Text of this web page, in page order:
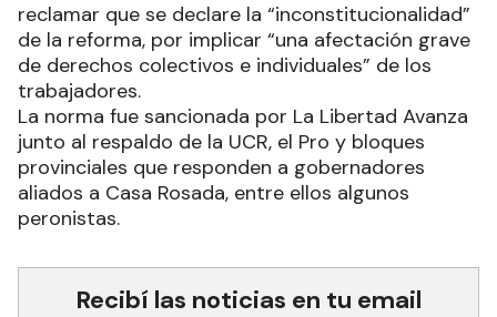
reclamar que se declare la “inconstitucionalidad”
de la reforma, por implicar “una afectación grave
de derechos colectivos e individuales” de los
trabajadores.
La norma fue sancionada por La Libertad Avanza
junto al respaldo de la UCR, el Pro y bloques
provinciales que responden a gobernadores
aliados a Casa Rosada, entre ellos algunos
peronistas.
Recibí las noticias en tu email